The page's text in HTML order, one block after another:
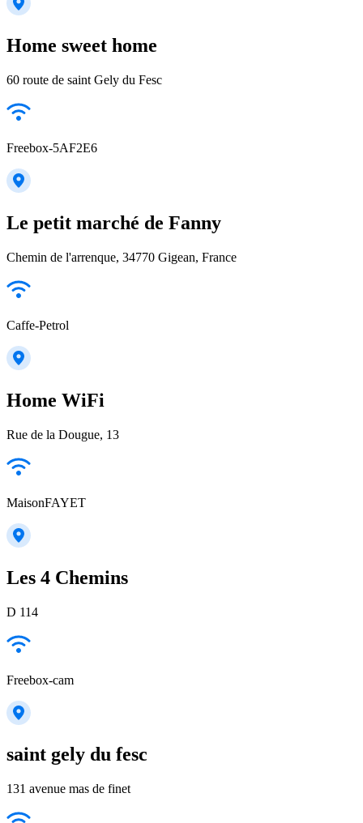
Home sweet home
60 route de saint Gely du Fesc
Freebox-5AF2E6
Le petit marché de Fanny
Chemin de l'arrenque, 34770 Gigean, France
Caffe-Petrol
Home WiFi
Rue de la Dougue, 13
MaisonFAYET
Les 4 Chemins
D 114
Freebox-cam
saint gely du fesc
131 avenue mas de finet